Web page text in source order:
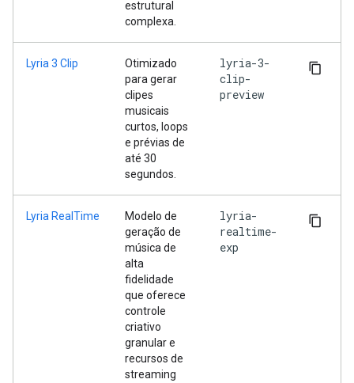
estrutural
complexa.
Lyria 3 Clip
Otimizado
para gerar
clipes
musicais
curtos, loops
e prévias de
até 30
segundos.
lyria-3-
clip-
preview
Lyria RealTime
Modelo de
geração de
música de
alta
fidelidade
que oferece
controle
criativo
granular e
recursos de
streaming
lyria-
realtime-
exp